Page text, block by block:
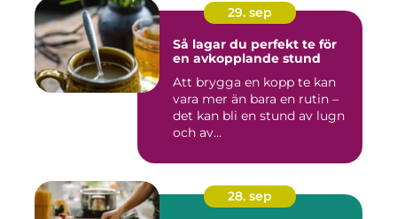
29. sep
Så lagar du perfekt te för
en avkopplande stund
Att brygga en kopp te kan
vara mer än bara en rutin –
det kan bli en stund av lugn
och av...
28. sep